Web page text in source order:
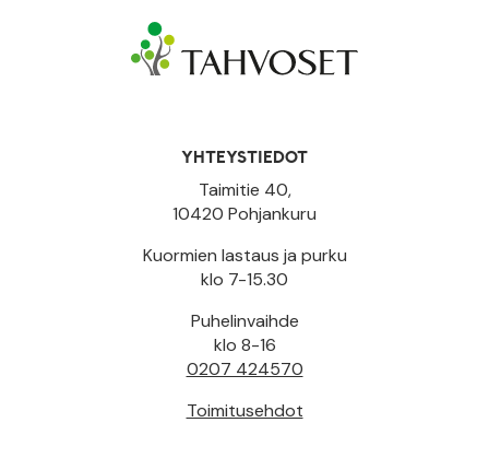
YHTEYSTIEDOT
Taimitie 40,
10420 Pohjankuru
Kuormien lastaus ja purku
klo 7-15.30
Puhelinvaihde
klo 8-16
0207 424570
Toimitusehdot